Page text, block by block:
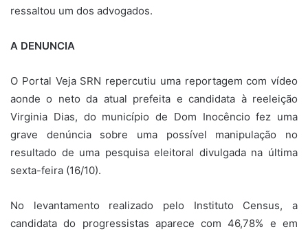
ressaltou um dos advogados.
A DENUNCIA
O Portal Veja SRN repercutiu uma reportagem com vídeo
aonde o neto da atual prefeita e candidata à reeleição
Virginia Dias, do município de Dom Inocêncio fez uma
grave denúncia sobre uma possível manipulação no
resultado de uma pesquisa eleitoral divulgada na última
sexta-feira (16/10).
No levantamento realizado pelo Instituto Census, a
candidata do progressistas aparece com 46,78% e em